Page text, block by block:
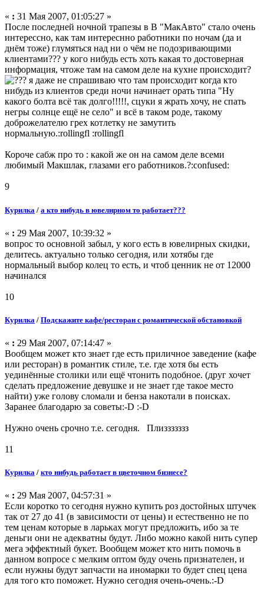
« : 31 Мая 2007, 01:05:27 »
После последней ночной трапезы в В "МакАвто" стало очень
интерессно, как там интереснно работники по ночам (да и
днём тоже) глумяться над ни о чём не подозривающими
клиентами??? у кого нибудь есть хоть какая то достоверная
информация, чтоже там на самом деле на кухне происходит?
я даже не спрашиваю что там происходит когда кто
нибудь из клиентов среди ночи начинает орать типа "Ну
какого болта всё так долго!!!!!, сцуки я жрать хочу, не спать
негры солнце ещё не село" и всё в таком роде, такому
доброжелателю грех котлетку не замутить
нормальную.:rollingfl :rollingfl
Короче сабж про то : какой же он на самом деле всеми
любимый Макшлак, глазами его работников.?:confused:
9
Курилка / а кто нибудь в ювелирном то работает???
« : 29 Мая 2007, 10:39:32 »
вопрос то основной забыл, у кого есть в ювелирных скидки,
делитесь. актуально только сегодня, или хотябы где
нормальный выбор колец то есть, и чтоб ценник не от 12000
начинался
10
Курилка / Подскажите кафе/ресторан с романтической обстановкой
« : 29 Мая 2007, 07:14:47 »
Вообщем может кто знает где есть приличное заведение (кафе
или ресторан) в романтик стиле, т.е. где хотя бы есть
уединённые столики или ещё чтонить подобное. (друг хочет
сделать предложение девушке и не знает где такое место
найти) уже голову сломали и бенза накотали в поисках.
Заранее благодарю за советы:-D :-D
Нужно очень срочно т.е. сегодня. Плиззззззз
11
Курилка / кто нибудь работает в цветочном бизнесе?
« : 29 Мая 2007, 04:57:31 »
Если коротко то сегодня нужно купить роз достойных штучек
так от 27 до 41 (в зависимости от цены) и естественно не по
тем ценам которые в ларьках могут предложить, ибо за те
деньги они не адекватны будут. Либо можно какой нить супер
мега эффектный букет. Вообщем может кто нить помочь в
данном вопросе с мелким оптом буду очень признателен, и
если нужны будут запчасти на иномарки то будет спец цена
для того кто поможет. Нужно сегодня очень-очень.:-D